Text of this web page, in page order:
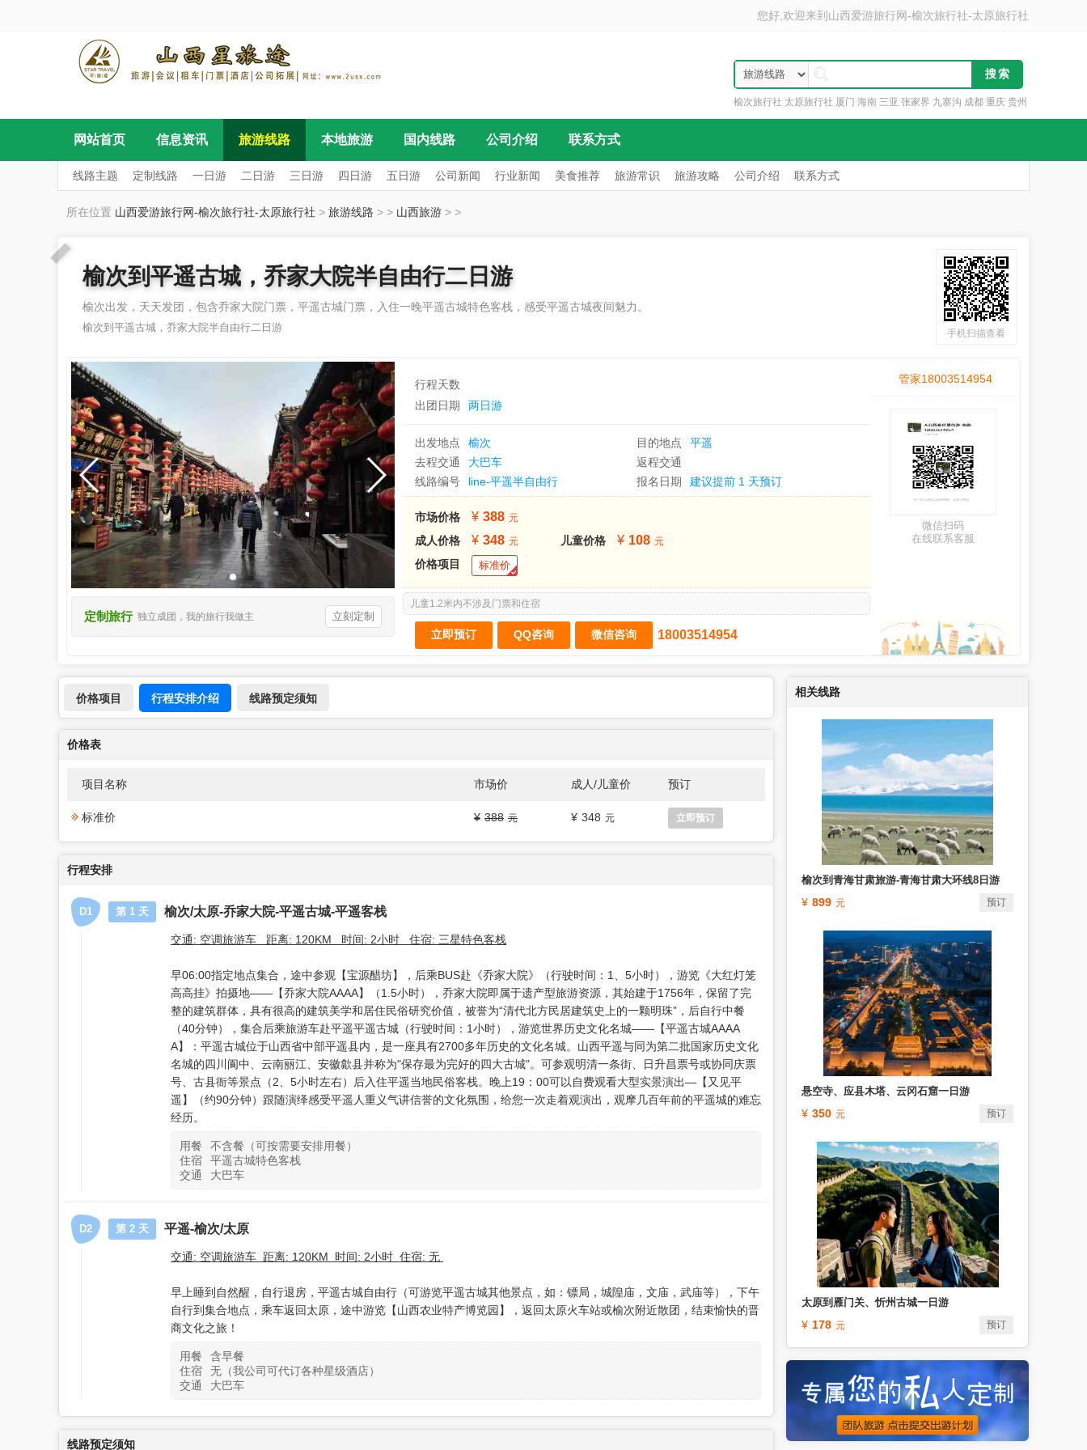
您好,欢迎来到 山西爱游旅行网-榆次旅行社-太原旅行社
榆次旅行社 太原旅行社 厦门 海南 三亚 张家界 九寨沟 成都 重庆 贵州
云南 丽江
网站首页 信息资讯 旅游线路 本地旅游 国内线路 公司介绍 联系方式
线路主题 定制线路 一日游 二日游 三日游 四日游 五日游 公司新闻 行业新闻 美食推荐 旅游常识 旅游攻略 公司介绍 联系方式
所在位置 山西爱游旅行网-榆次旅行社-太原旅行社 > 旅游线路 > > 山西旅游 > >
榆次到平遥古城，乔家大院半自由行二日游
榆次出发，天天发团，包含乔家大院门票，平遥古城门票，入住一晚平遥古城特色客栈，感受平遥古城夜间魅力。
榆次到平遥古城，乔家大院半自由行二日游 手机扫描查看
定制旅行 独立成团，我的旅行我做主 立刻定制
行程天数
出团日期
两日游
出发地点 榆次 目的地点
平遥
去程交通
大巴车
返程交通
线路编号
line-平遥半自由行 报名日期 建议提前 1 天预订
市场价格 388
成人价格 348 儿童价格 108
价格项目 标准价
儿童1.2米内不涉及门票和住宿
18003514954
管家18003514954
微信扫码
在线联系客服
价格项目 行程安排介绍 线路预定须知
价格表
项目名称 市场价 成人/儿童价 预订
标准价 388 348 立即预订
行程安排
D1 第 1 天 榆次/太原-乔家大院-平遥古城-平遥客栈
交通: 空调旅游车 距离: 120KM 时间: 2小时 住宿: 三星特色客栈
早06:00指定地点集合，途中参观【宝源醋坊】，后乘BUS赴《乔家大院》（行驶时间：1、5小时），游览《大红灯笼
高高挂》拍摄地——【乔家大院AAAA】（1.5小时），乔家大院即属于遗产型旅游资源，其始建于1756年，保留了完
整的建筑群体，具有很高的建筑美学和居住民俗研究价值，被誉为“清代北方民居建筑史上的一颗明珠”，后自行中餐
（40分钟），集合后乘旅游车赴平遥平遥古城（行驶时间：1小时），游览世界历史文化名城——【平遥古城AAAA
A】：平遥古城位于山西省中部平遥县内，是一座具有2700多年历史的文化名城。山西平遥与同为第二批国家历史文化
名城的四川阆中、云南丽江、安徽歙县并称为"保存最为完好的四大古城"。可参观明清一条街、日升昌票号或协同庆票
号、古县衙等景点（2、5小时左右）后入住平遥当地民俗客栈。晚上19：00可以自费观看大型实景演出—【又见平
遥】（约90分钟）跟随演绎感受平遥人重义气讲信誉的文化氛围，给您一次走着观演出，观摩几百年前的平遥城的难忘
经历。
用餐
不含餐（可按需要安排用餐）
住宿
平遥古城特色客栈
交通
大巴车
D2 第 2 天 平遥-榆次/太原
交通: 空调旅游车 距离: 120KM 时间: 2小时 住宿: 无
早上睡到自然醒，自行退房，平遥古城自由行（可游览平遥古城其他景点，如：镖局，城隍庙，文庙，武庙等），下午
自行到集合地点，乘车返回太原，途中游览【山西农业特产博览园】，返回太原火车站或榆次附近散团，结束愉快的晋
商文化之旅！
用餐
含早餐
住宿
无（我公司可代订各种星级酒店）
交通
大巴车
线路预定须知
相关线路
榆次到青海甘肃旅游-青海甘肃大环线8日游
899 预订
悬空寺、应县木塔、云冈石窟一日游
350 预订
太原到雁门关、忻州古城一日游
178 预订